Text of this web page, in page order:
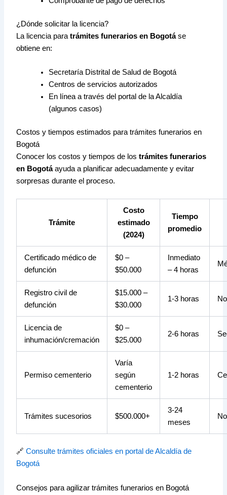
¿Dónde solicitar la licencia?
La licencia paratrámites funerarios en Bogotáse
obtiene en:
Secretaría Distrital de Salud de Bogotá
Centros de servicios autorizados
En línea a través del portal de la Alcaldía
(algunos casos)
Costos y tiempos estimados para trámites funerarios en
Bogotá
Conocer los costos y tiempos de lostrámites funerarios
en Bogotáayuda a planificar adecuadamente y evitar
sorpresas durante el proceso.
Trámite
Costo
estimado
(2024)
Tiempo
promedio
Certificado médico de
defunción
$0 –
$50.000
Inmediato
– 4 horas
Registro civil de
defunción
$15.000 –
$30.000
1-3 horas
Licencia de
inhumación/cremación
$0 –
$25.000
2-6 horas
Permiso cementerio
Varía
según
cementerio
1-2 horas
Trámites sucesorios $500.000+
3-24
meses
🔗Consulte trámites oficiales en portal de Alcaldía de
Bogotá
Consejos para agilizar trámites funerarios en Bogotá